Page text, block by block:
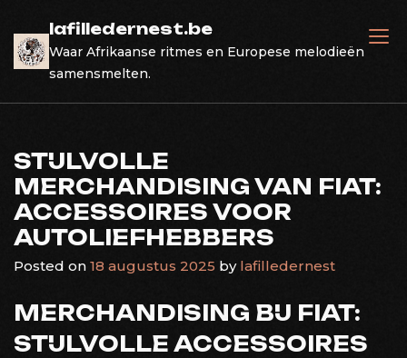
content
lafilledernest.be
Waar Afrikaanse ritmes en Europese melodieën
samensmelten.
STIJLVOLLE
MERCHANDISING VAN FIAT:
ACCESSOIRES VOOR
AUTOLIEFHEBBERS
Posted on 18 augustus 2025 by lafilledernest
MERCHANDISING BIJ FIAT:
STIJLVOLLE ACCESSOIRES